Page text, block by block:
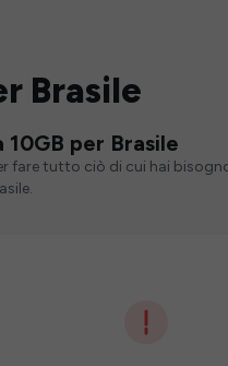
Brasile
per Brasile
tutto ciò di cui hai